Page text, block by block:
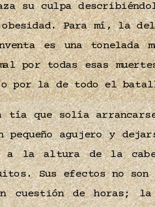
su culpa
Para mí, la
es una tonelada
por todas esas
por la de todo el
tía que solía
pequeño agujero y
a la altura de la
Sus efectos no son
cuestión de horas;